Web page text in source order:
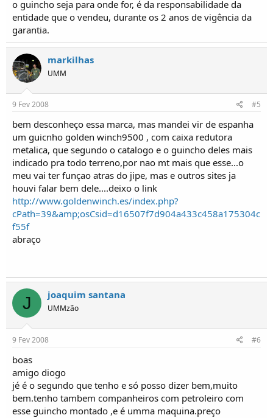
o guincho seja para onde for, é da responsabilidade da
entidade que o vendeu, durante os 2 anos de vigência da
garantia.
markilhas
UMM
9 Fev 2008 #5
bem desconheço essa marca, mas mandei vir de espanha
um guicnho golden winch9500 , com caixa redutora
metalica, que segundo o catalogo e o guincho deles mais
indicado pra todo terreno,por nao mt mais que esse...o
meu vai ter funçao atras do jipe, mas e outros sites ja
houvi falar bem dele....deixo o link
http://www.goldenwinch.es/index.php?
cPath=39&amp;osCsid=d16507f7d904a433c458a175304c
f55f
abraço
J joaquim santana
UMMzão
9 Fev 2008 #6
boas
amigo diogo
jé é o segundo que tenho e só posso dizer bem,muito
bem.tenho tambem companheiros com petroleiro com
esse guincho montado ,e é umma maquina.preço